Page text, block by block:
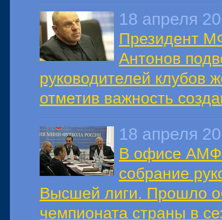
18 апреля
Президент
Антонов
руководителей клубов
отметив важность
18 апреля
В офисе
собрание
Высшей лиги. Прошло
чемпионата страны в